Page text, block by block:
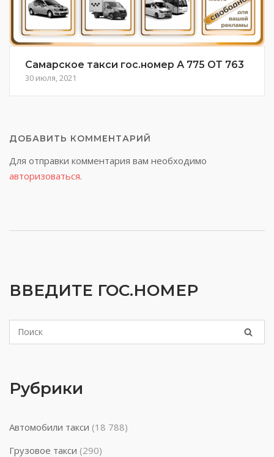
Самарское такси гос.номер А 775 ОТ 763
30 июля, 2021
ДОБАВИТЬ КОММЕНТАРИЙ
Для отправки комментария вам необходимо
авторизоваться.
ВВЕДИТЕ ГОС.НОМЕР
Рубрики
Автомобили такси (18 788)
Грузовое такси (290)